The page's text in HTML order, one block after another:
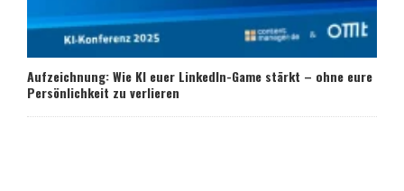
Aufzeichnung: Wie KI euer LinkedIn-Game stärkt – ohne eure
Persönlichkeit zu verlieren